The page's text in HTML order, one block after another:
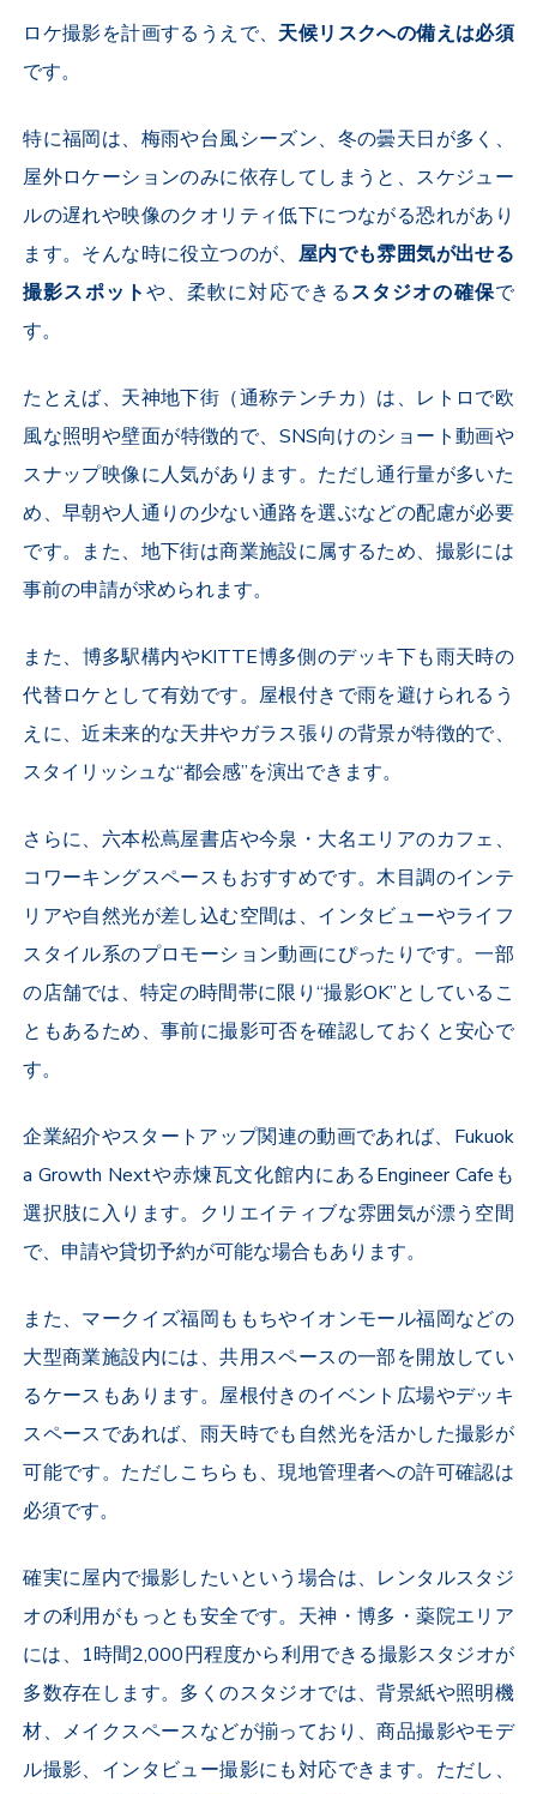
ロケ撮影を計画するうえで、天候リスクへの備えは必須
です。
特に福岡は、梅雨や台風シーズン、冬の曇天日が多く、
屋外ロケーションのみに依存してしまうと、スケジュー
ルの遅れや映像のクオリティ低下につながる恐れがあり
ます。そんな時に役立つのが、 屋内でも雰囲気が出せる
撮影スポットや、柔軟に対応できるスタジオの確保で
す。
たとえば、天神地下街（通称テンチカ）は、レトロで欧
風な照明や壁面が特徴的で、 SNS向けのショート動画や
スナップ映像に人気があります。ただし通行量が多いた
め、早朝や人通りの少ない通路を選ぶなどの配慮が必要
です。また、地下街は商業施設に属するため、撮影には
事前の申請が求められます。
また、博多駅構内やKITTE博多側のデッキ下も雨天時の
代替ロケとして有効です。屋根付きで雨を避けられるう
えに、近未来的な天井やガラス張りの背景が特徴的で、
スタイリッシュな“都会感”を演出できます。
さらに、六本松蔦屋書店や今泉・大名エリアのカフェ、
コワーキングスペースもおすすめです。木目調のインテ
リアや自然光が差し込む空間は、インタビューやライフ
スタイル系のプロモーション動画にぴったりです。一部
の店舗では、特定の時間帯に限り“撮影OK”としているこ
ともあるため、事前に撮影可否を確認しておくと安心で
す。
企業紹介やスタートアップ関連の動画であれば、 Fukuok
a Growth Nextや赤煉瓦文化館内にあるEngineer Cafe も
選択肢に入ります。クリエイティブな雰囲気が漂う空間
で、申請や貸切予約が可能な場合もあります。
また、マークイズ福岡ももちやイオンモール福岡などの
大型商業施設内には、共用スペースの一部を開放してい
るケースもあります。屋根付きのイベント広場やデッキ
スペースであれば、雨天時でも自然光を活かした撮影が
可能です。ただしこちらも、現地管理者への許可確認は
必須です。
確実に屋内で撮影したいという場合は、レンタルスタジ
オの利用がもっとも安全です。天神・博多・薬院エリア
には、 1時間2,000円程度から利用できる撮影スタジオが
多数存在します。多くのスタジオでは、背景紙や照明機
材、メイクスペースなどが揃っており、商品撮影やモデ
ル撮影、インタビュー撮影にも対応できます。ただし、